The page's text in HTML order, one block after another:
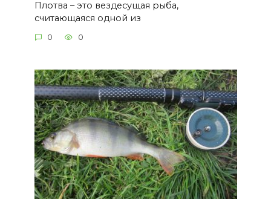
Плотва – это вездесущая рыба,
считающаяся одной из
0 0